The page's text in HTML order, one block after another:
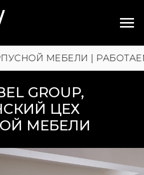
| РАБОТАЕМ С 2015 ГОДА